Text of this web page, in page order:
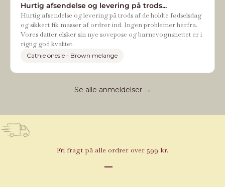
Hurtig afsendelse og levering på trods...
Hurtig afsendelse og levering på trods af de holdte fødselsdag
og sikkert fik masser af ordrer ind. Ingen problemer herfra.
Vores datter elsker sin nye sovepose og barnevognsnettet er i
rigtig god kvalitet.
Cathie onesie - Brown melange
Se alle anmeldelser →
Fri fragt på alle ordrer over 599 kr.